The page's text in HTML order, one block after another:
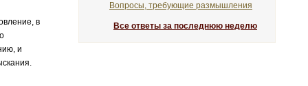
в
и
Вопросы, требующие размышления
Все ответы за последнюю неделю